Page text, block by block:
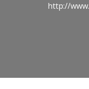
http://